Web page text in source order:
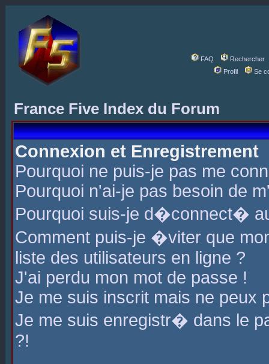
FAQ
Rechercher
Profil
Se
France Five Index du Forum
Connexion et Enregistrement
Pourquoi ne puis-je pas me
Pourquoi n'ai-je pas besoin de
Pourquoi suis-je d�connect�
Comment puis-je �viter que
liste des utilisateurs en ligne ?
J'ai perdu mon mot de passe !
Je me suis inscrit mais ne peux
Je me suis enregistr� dans le
?!